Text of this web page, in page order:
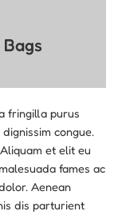
Bags
fringilla purus
congue.
et elit eu
fames ac
Aenean
dis parturient